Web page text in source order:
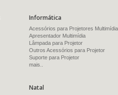
Informática
Acessórios para Projetores Multimídia
Apresentador Multimídia
Lâmpada para Projetor
Outros Acessórios para Projetor
Suporte para Projetor
mais..
Natal